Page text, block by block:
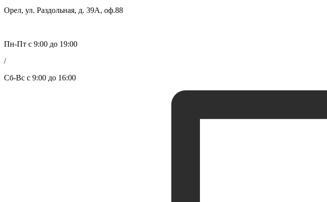
Орел, ул. Раздольная, д. 39А, оф.88
Пн-Пт с 9:00 до 19:00
/
Сб-Вс с 9:00 до 16:00